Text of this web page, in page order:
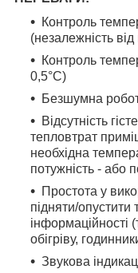
Контроль
(незалежність
Контроль
0,5°С)
Безшумна
Відсутність
тепловтрат
необхідна
потужність - або
Простота у
підняти/опустити
інформаційності
обігріву,
Звукова